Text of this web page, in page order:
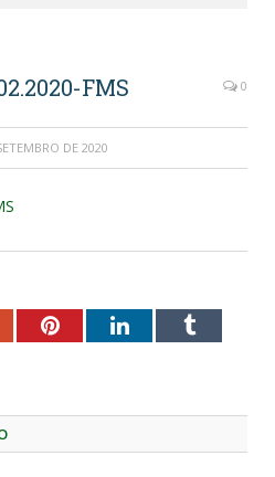
FMS 0
DE 2020
PinterestLinkedInTumblr